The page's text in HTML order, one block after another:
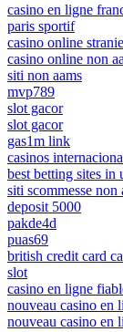
casino en ligne
paris sportif
casino online
casino online non
siti non aams
mvp789
slot gacor
slot gacor
gas1m link
casinos
best betting sites in
siti scommesse non
deposit 5000
pakde4d
puas69
british credit card
slot
casino en ligne
nouveau casino en
nouveau casino en